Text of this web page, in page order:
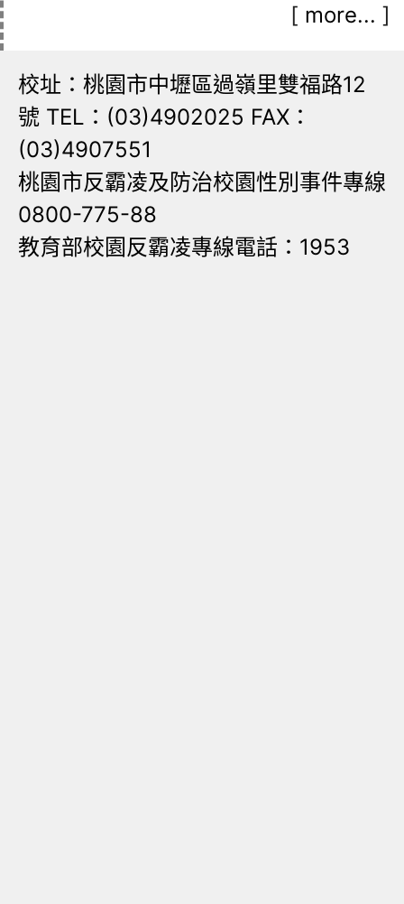
[ more... ]
校址：桃園市中壢區過嶺里雙福路12
號 TEL：(03)4902025 FAX：
(03)4907551
桃園市反霸凌及防治校園性別事件專線
0800-775-88
教育部校園反霸凌專線電話：1953